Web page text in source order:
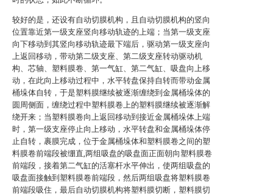
较好的是，还设有自动切膜机构，且自动切膜机构的竖向
位置靠近第一级支座竖向移动轨迹的上端；当第一级支座
向下移动到其竖向移动轨迹最下端后，驱动第一级支座向
上返回移动，带动第二级支座、第二级支座转动驱动机
构、芯轴、塑料膜卷、第一气缸、第二气缸、吸盘向上移
动，在此向上移动过程中，水平转盘保持自转而带动金属
桶垛体自转，于是塑料膜继续被逐渐缠绕到金属桶垛体的
圆周侧面，缠绕过程中塑料膜卷上的塑料膜继续被逐渐解
绕开来；当塑料膜卷向上返回移动到接近金属桶垛体上端
时，第一级支座停止向上移动，水平转盘和金属桶垛体停
止自转，裹膜完成，位于金属桶垛体和塑料膜卷之间的塑
料膜卷前端段被绷直,两组吸盘的吸盘面正面朝向塑料膜卷
前端段，接着第二气缸的活塞杆水平伸出，使两组吸盘的
吸盘面接触到塑料膜卷前端段，然后两组吸盘将塑料膜卷
前端段吸住，最后自动切膜机构将塑料膜切断，塑料膜切